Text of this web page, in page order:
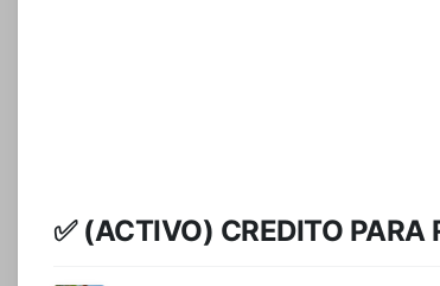
✅️ (ACTIVO) CREDITO PARA